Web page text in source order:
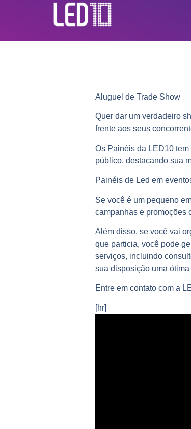
Aluguel de Trade Show
Quer dar um verdadeiro
frente aos seus
Os Painéis da LED10
público, destacando sua
Painéis de Led em
Se você é um pequeno
campanhas e promoções
Além disso, se você vai
que particia, você pode
serviços, incluindo
sua disposição uma
Entre em contato com a
[hr]